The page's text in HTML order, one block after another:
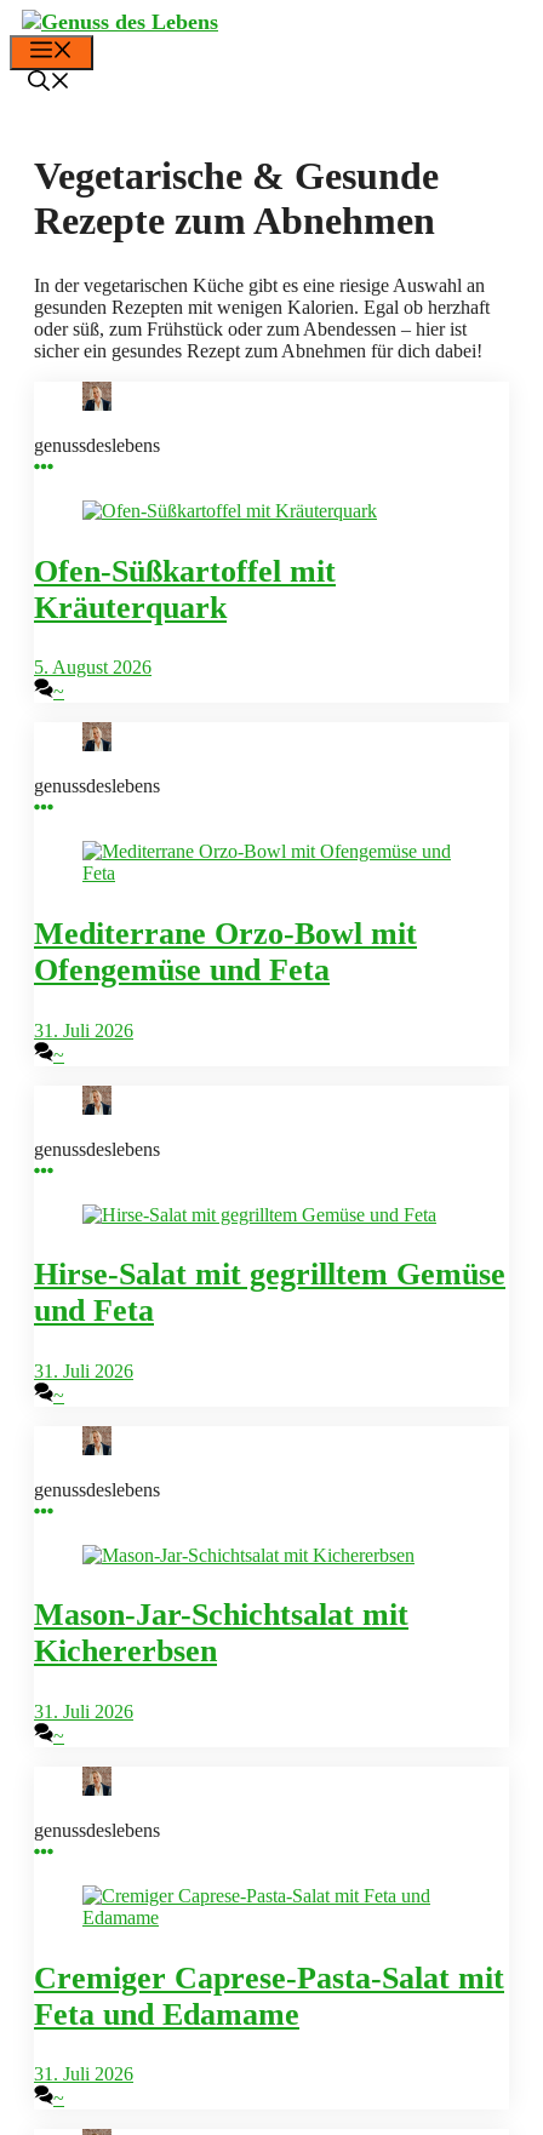
Zum
Inhalt
springen
Vegetarische & Gesunde
Rezepte zum Abnehmen
In der vegetarischen Küche gibt es eine riesige Auswahl an
gesunden Rezepten mit wenigen Kalorien. Egal ob herzhaft
oder süß, zum Frühstück oder zum Abendessen – hier ist
sicher ein gesundes Rezept zum Abnehmen für dich dabei!
genussdeslebens
Ofen-Süßkartoffel mit
Kräuterquark
5. August 2026
~
genussdeslebens
Mediterrane Orzo-Bowl mit
Ofengemüse und Feta
31. Juli 2026
~
genussdeslebens
Hirse-Salat mit gegrilltem Gemüse
und Feta
31. Juli 2026
~
genussdeslebens
Mason-Jar-Schichtsalat mit
Kichererbsen
31. Juli 2026
~
genussdeslebens
Cremiger Caprese-Pasta-Salat mit
Feta und Edamame
31. Juli 2026
~